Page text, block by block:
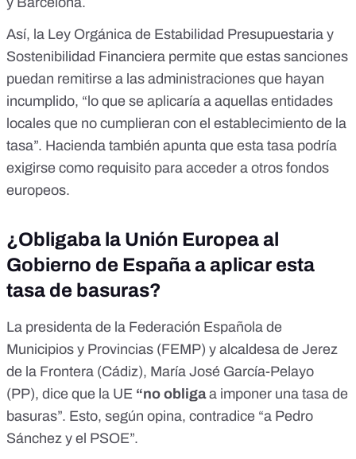
Así, la Ley Orgánica de Estabilidad Presupuestaria y
Sostenibilidad Financiera permite que estas sanciones
puedan remitirse a las administraciones que hayan
incumplido, “lo que se aplicaría a aquellas entidades
locales que no cumplieran con el establecimiento de la
tasa”. Hacienda también apunta que esta tasa podría
exigirse como requisito para acceder a otros fondos
europeos.
¿Obligaba la Unión Europea al
Gobierno de España a aplicar esta
tasa de basuras?
La presidenta de la Federación Española de
Municipios y Provincias (FEMP) y alcaldesa de Jerez
de la Frontera (Cádiz), María José García-Pelayo
(PP), dice que la UE “no obligaa imponer una tasa de
basuras”. Esto, según opina, contradice “a Pedro
Sánchez y el PSOE”.